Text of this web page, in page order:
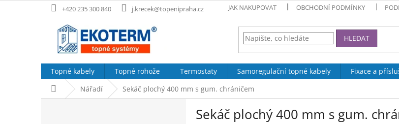
na
+420 235 300 840 j.krecek@topenipraha.cz JAK NAKUPOVAT OBCHODNÍ PODMÍNKY
HLEDAT
Topné kabely Topné rohože Termostaty Samoregulační topné kabely Fixace a
Domů Nářadí Sekáč plochý 400 mm s gum. chráničem
Sekáč plochý 400 mm s gum.